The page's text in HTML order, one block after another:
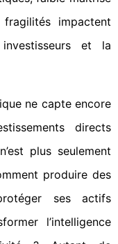
impactent
et la
ne capte encore
directs
plus seulement
produire des
ses actifs
l’intelligence